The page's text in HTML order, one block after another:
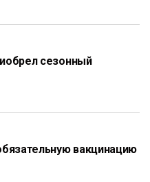
сезонный
вакцинацию